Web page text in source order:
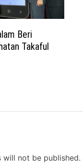
Beri
Takaful
will not be published.